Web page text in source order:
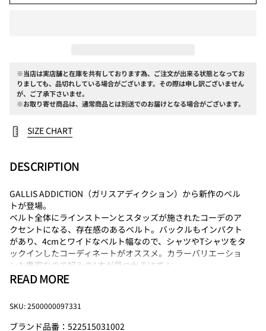
※当店は実店舗と在庫を共有しております為、ご注文が出来る状態となってお
りましても、品切れしている場合がございます。その際は申し訳ございません
が、ご了承下さいませ。
※お取り寄せ商品は、通常商品とは別送でのお届けとなる場合がございます。
SIZE CHART
DESCRIPTION
GALLIS ADDICTION（ガリスアディクション）から新作のベル
トが登場。
ベルト全体にラインストーンとスタッズが施されたコーデのア
クセントになる、存在感のあるベルト。バックルもインパクト
があり、4cmとワイドなベルト幅なので、シャツやTシャツをタ
ックインしたコーディネートがオススメ。カラーバリエーショ
ンも豊富なので好みの1本が見つかるはず！
Size 全長
FREE
106.3 3.7
READ MORE
SKU: 2500000097331
ブランド品番：522515031002